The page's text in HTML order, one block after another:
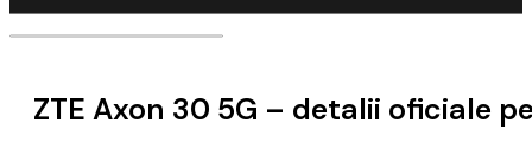
ZTE Axon 30 5G – detalii oficiale